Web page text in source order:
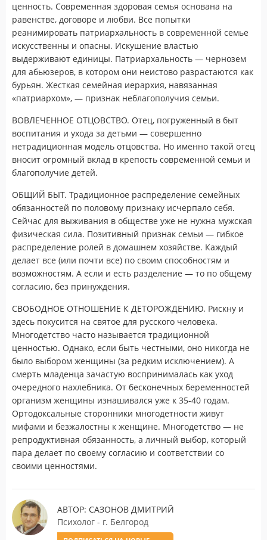
ценность. Современная здоровая семья основана на
равенстве, договоре и любви. Все попытки
реанимировать патриархальность в современной семье
искусственны и опасны. Искушение властью
выдерживают единицы. Патриархальность — чернозем
для абьюзеров, в котором они неистово разрастаются как
бурьян. Жесткая семейная иерархия, навязанная
«патриархом», — признак неблагополучия семьи.
ВОВЛЕЧЕННОЕ ОТЦОВСТВО. Отец, погруженный в быт
воспитания и ухода за детьми — совершенно
нетрадиционная модель отцовства. Но именно такой отец
вносит огромный вклад в крепость современной семьи и
благополучие детей.
ОБЩИЙ БЫТ. Традиционное распределение семейных
обязанностей по половому признаку исчерпало себя.
Сейчас для выживания в обществе уже не нужна мужская
физическая сила. Позитивный признак семьи — гибкое
распределение ролей в домашнем хозяйстве. Каждый
делает все (или почти все) по своим способностям и
возможностям. А если и есть разделение — то по общему
согласию, без принуждения.
СВОБОДНОЕ ОТНОШЕНИЕ К ДЕТОРОЖДЕНИЮ. Рискну и
здесь покусится на святое для русского человека.
Многодетство часто называется традиционной
ценностью. Однако, если быть честными, оно никогда не
было выбором женщины (за редким исключением). А
смерть младенца зачастую воспринималась как уход
очередного нахлебника. От бесконечных беременностей
организм женщины изнашивался уже к 35-40 годам.
Ортодоксальные сторонники многодетности живут
мифами и безжалостны к женщине. Многодетство — не
репродуктивная обязанность, а личный выбор, который
пара делает по своему согласию и соответствии со
своими ценностями.
АВТОР: САЗОНОВ ДМИТРИЙ
Психолог - г. Белгород